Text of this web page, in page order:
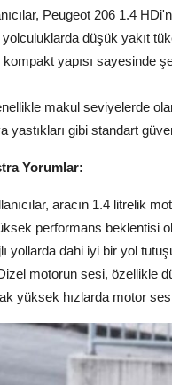
Peugeot 206 1.4
düşük yakıt
yapısı sayesinde
makul seviyelerde
yastıkları gibi standart
Yorumlar:
aracın 1.4 litrelik
performans beklentisi
yollarda dahi iyi bir yol
motorun sesi, özellikle
yüksek hızlarda motor